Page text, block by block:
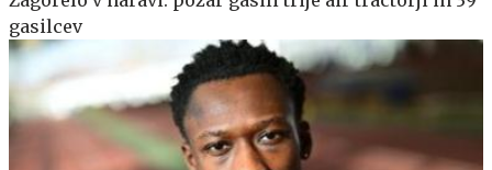
gasilcev